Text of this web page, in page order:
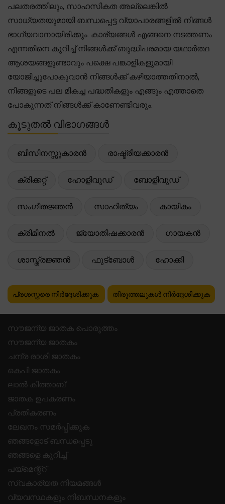
പലതരത്തിലും, സാഹസികത അല്ലെങ്കിൽ
സാധ്യതയുമായി ബന്ധപ്പെട്ട വ്യാപാരങ്ങളിൽ നിങ്ങൾ
ഭാഗ്യവാനായിരിക്കും. കാര്യങ്ങൾ എങ്ങനെ നടത്തണം
എന്നതിനെ കുറിച്ച് നിങ്ങൾക്ക് ബുദ്ധിപരമായ യഥാർത്ഥ
ആശയങ്ങളുണ്ടാവും പക്ഷെ പങ്കാളികളുമായി
യോജിച്ചുപോകുവാൻ നിങ്ങൾക്ക് കഴിയാത്തതിനാൽ,
നിങ്ങളുടെ പല മികച്ച പദ്ധതികളും എങ്ങും എത്താതെ
പോകുന്നത് നിങ്ങൾക്ക് കാണേണ്ടിവരും.
കൂടുതൽ വിഭാഗങ്ങൾ
ബിസിനസ്സുകാരൻ രാഷ്ട്രീയക്കാരൻ
ക്രിക്കറ്റ് ഹോളിവുഡ് ബോളിവുഡ്
സംഗീതജ്ഞൻ സാഹിത്യം കായികം
ക്രിമിനൽ ജ്യോതിഷക്കാരൻ ഗായകൻ
ശാസ്ത്രജ്ഞൻ ഫുട്ബോൾ ഹോക്കി
പ്രശസ്തരെ നിർദ്ദേശിക്കുക തിരുത്തലുകൾ നിർദ്ദേശിക്കുക
സൗജന്യ ജാതക പൊരുത്തം
സൗജന്യ ജാതകം
ചന്ദ്ര രാശി ജാതകം
കെപി ജാതകം
ലാൽ കിത്താബ്
ജാതക ഉപകരണം
പ്രതികരണം
ലേഖനം സമർപ്പിക്കുക
ഞങ്ങളോട് ബന്ധപ്പെടു
ഞങ്ങളെ കുറിച്ച്
പയ്മെന്റ്റ്
സ്വകാര്യത നിയമങ്ങൾ
വ്യവസ്ഥകളും നിബന്ധനകളും